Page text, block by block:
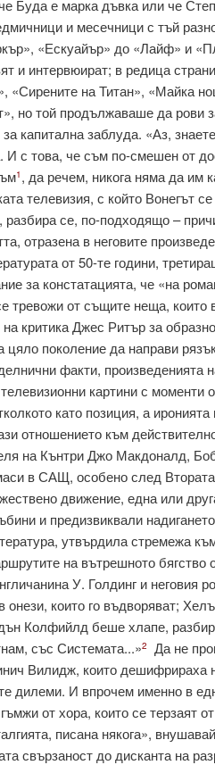
Буда е марка дъвка или че
и месечници с тъй
«Ескуайър» до «Лайф» и
и интервюират; в редица
«Сирените на Титан», «Майка
но той продължаваше да рови
капитална за­блуда. «Аз,
с това, че съм по-смешен от
1 , да речем, никога няма да им
телевизия, с който Вонегът
се, по-подходящо –
отразена в неговите
от 50-те години,
за констатацията, че «на
тревожи от същите неща, които
кри­тика Джес Ритър за
поколение да направи
факти, произведенията
кар­тини с моменти
като по­зиция, а
отношението към
на Кънтри Джо Макдоналд,
в САЩ, особено след
движение, една или
и предизвиквали
утвърдила стремежа
на вътрешното бягство
У. Голдинг и неговия
които го въдворяват;
Колфийлд беше хлапе,
със Системата...»2
Да не
Вилидж, които дешифрираха
дилеми. И впрочем именно в
от хора, които се терзаят
писана ня­кога»,
свързаност до дисканта на